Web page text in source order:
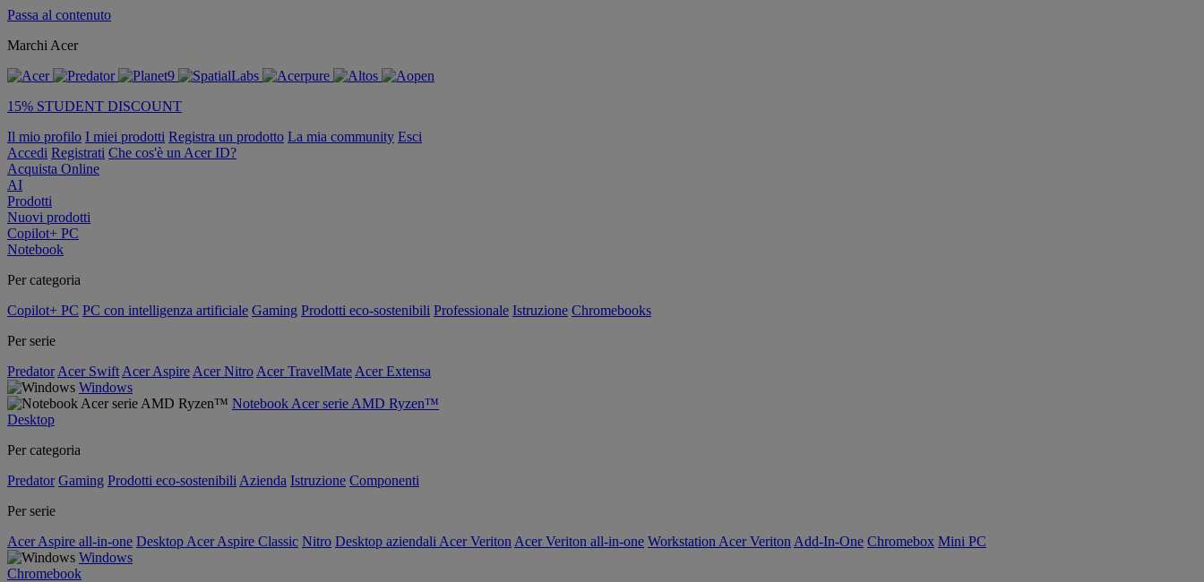
Passa al contenuto
Marchi Acer
15% STUDENT DISCOUNT
Il mio profilo I miei prodotti Registra un prodotto La mia community Esci
Accedi Registrati Che cos'è un Acer ID?
Acquista Online
AI
Prodotti
Nuovi prodotti
Copilot+ PC
Notebook
Per categoria
Copilot+ PC PC con intelligenza artificiale Gaming Prodotti eco-sostenibili Professionale Istruzione Chromebooks
Per serie
Predator Acer Swift Acer Aspire Acer Nitro Acer TravelMate Acer Extensa
Windows
Notebook Acer serie AMD Ryzen™
Desktop
Per categoria
Predator Gaming Prodotti eco-sostenibili Azienda Istruzione Componenti
Per serie
Acer Aspire all-in-one Desktop Acer Aspire Classic Nitro Desktop aziendali Acer Veriton Acer Veriton all-in-one Workstation Acer Veriton Add-In-One Chromebox Mini PC
Windows
Chromebook